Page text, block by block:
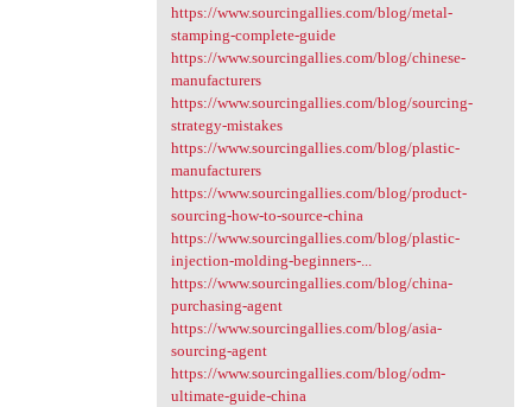
https://www.sourcingallies.com/blog/metal-
stamping-complete-guide
https://www.sourcingallies.com/blog/chinese-
manufacturers
https://www.sourcingallies.com/blog/sourcing-
strategy-mistakes
https://www.sourcingallies.com/blog/plastic-
manufacturers
https://www.sourcingallies.com/blog/product-
sourcing-how-to-source-china
https://www.sourcingallies.com/blog/plastic-
injection-molding-beginners-...
https://www.sourcingallies.com/blog/china-
purchasing-agent
https://www.sourcingallies.com/blog/asia-
sourcing-agent
https://www.sourcingallies.com/blog/odm-
ultimate-guide-china